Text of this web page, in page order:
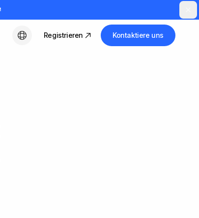
Deutsch
Registrieren Kontaktiere uns